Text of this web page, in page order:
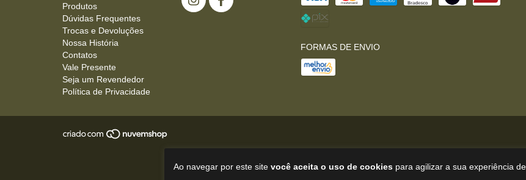
Ao navegar por este site você aceita o uso de cookiespara agilizar a sua experiência de
Produtos
Dúvidas Frequentes
Trocas e Devoluções
Nossa História
Contatos
Vale Presente
Seja um Revendedor
Política de Privacidade
FORMAS DE ENVIO